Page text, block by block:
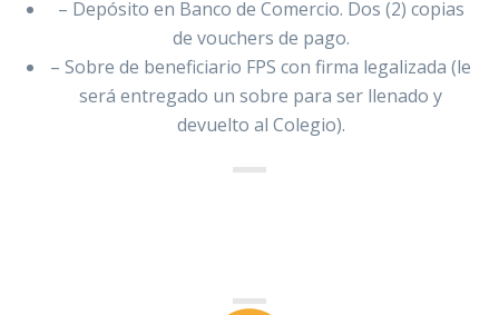
– Depósito en Banco de Comercio. Dos (2) copias
de vouchers de pago.
– Sobre de beneficiario FPS con firma legalizada (le
será entregado un sobre para ser llenado y
devuelto al Colegio).